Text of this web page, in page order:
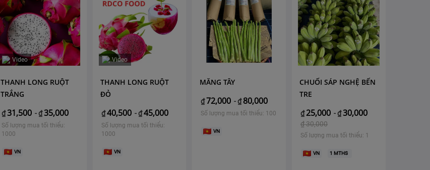
Video
THANH LONG RUỘT
TRẮNG
₫ 31,500 -₫ 35,000
Số lượng mua tối thiểu:
1000
VN
Video
THANH LONG RUỘT
ĐỎ
₫ 40,500 -₫ 45,000
Số lượng mua tối thiểu:
1000
VN
MĂNG TÂY
₫72,000 -₫ 80,000
Số lượng mua tối thiểu: 100
VN
CHUỐI SÁP NGHỆ BẾN
TRE
₫25,000 -₫30,000
₫30,000
Số lượng mua tối thiểu: 1
VN 1 MTHS